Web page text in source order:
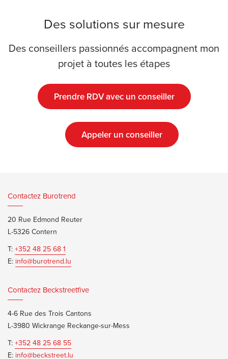
Des solutions sur mesure
Des conseillers passionnés accompagnent mon
projet à toutes les étapes
Prendre RDV avec un conseiller
Appeler un conseiller
Contactez Burotrend
20 Rue Edmond Reuter
L-5326 Contern
T:+352 48 25 68 1
E: info@burotrend.lu
Contactez Beckstreetfive
4-6 Rue des Trois Cantons
L-3980 Wickrange Reckange-sur-Mess
T:+352 48 25 68 55
E: info@beckstreet.lu